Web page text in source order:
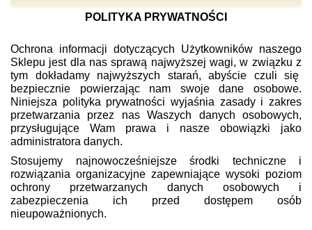
POLITYKA PRYWATNOŚCI
Ochrona informacji dotyczących Użytkowników naszego
Sklepu jest dla nas sprawą najwyższej wagi, w związku z
tym dokładamy najwyższych starań, abyście czuli się
bezpiecznie powierzając nam swoje dane osobowe.
Niniejsza polityka prywatności wyjaśnia zasady i zakres
przetwarzania przez nas Waszych danych osobowych,
przysługujące Wam prawa i nasze obowiązki jako
administratora danych.
Stosujemy najnowocześniejsze środki techniczne i
rozwiązania organizacyjne zapewniające wysoki poziom
ochrony przetwarzanych danych osobowych i
zabezpieczenia ich przed dostępem osób
nieupoważnionych.